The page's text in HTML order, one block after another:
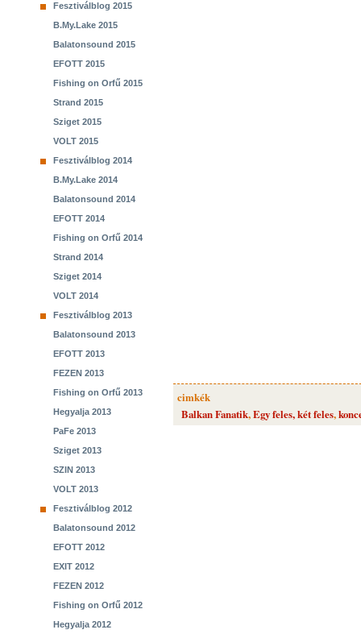
Fesztiválblog 2015
B.My.Lake 2015
Balatonsound 2015
EFOTT 2015
Fishing on Orfű 2015
Strand 2015
Sziget 2015
VOLT 2015
Fesztiválblog 2014
B.My.Lake 2014
Balatonsound 2014
EFOTT 2014
Fishing on Orfű 2014
Strand 2014
Sziget 2014
VOLT 2014
Fesztiválblog 2013
Balatonsound 2013
EFOTT 2013
FEZEN 2013
Fishing on Orfű 2013
Hegyalja 2013
PaFe 2013
Sziget 2013
SZIN 2013
VOLT 2013
Fesztiválblog 2012
Balatonsound 2012
EFOTT 2012
EXIT 2012
FEZEN 2012
Fishing on Orfű 2012
Hegyalja 2012
cimkék
Balkan Fanatik,Egy feles, két feles,